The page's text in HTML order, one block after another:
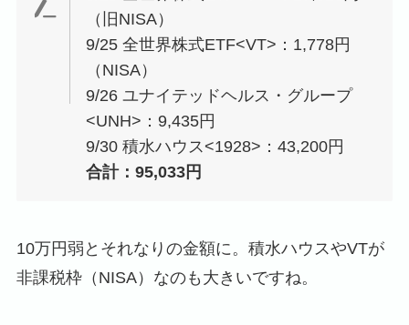
（旧NISA）
9/25 全世界株式ETF<VT>：1,778円
（NISA）
9/26 ユナイテッドヘルス・グループ
<UNH>：9,435円
9/30 積水ハウス<1928>：43,200円
合計：95,033円
10万円弱とそれなりの金額に。積水ハウスやVTが
非課税枠（NISA）なのも大きいですね。